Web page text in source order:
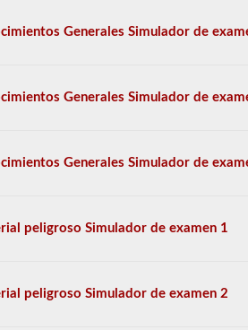
Generales Simulador de
Generales Simulador de
Generales Simulador de
peligroso Simulador de examen 1
peligroso Simulador de examen 2